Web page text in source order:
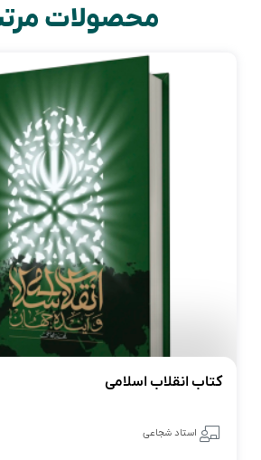
محصولات
کتاب انقلاب اسلامی
استاد شجاعی